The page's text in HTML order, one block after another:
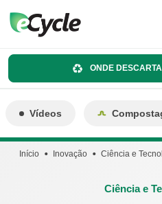
ONDE
Vídeos
Início Inovação Ciência e
Ciência e